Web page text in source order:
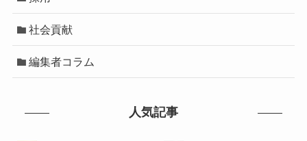
社会貢献
編集者コラム
人気記事